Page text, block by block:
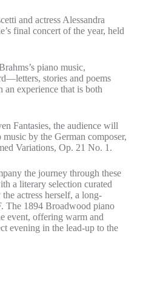
and actress Alessandra
final concert of the year, held
piano music,
stories and poems
an experience that is both
Fantasies, the audience will
by the German composer,
Variations, Op. 21 No. 1.
the journey through these
a literary selection curated
actress herself, a long-
The 1894 Broadwood piano
event, offering warm and
evening in the lead-up to the